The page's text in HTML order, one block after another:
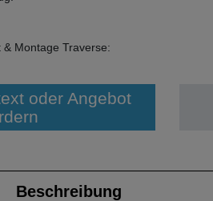
Montage Traverse:
oder Angebot
Beschreibung